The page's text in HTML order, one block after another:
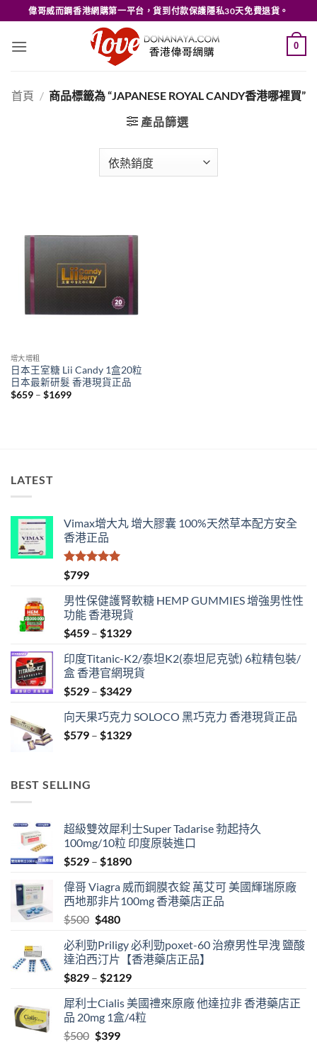
to
content
偉哥威而鋼香港網購第一平台，貨到付款保護隱私30天免費退貨。
0
首頁 / 商品標籤為 “JAPANESE ROYAL CANDY香港哪裡買”
產品篩選
增大增粗
日本王室糖 Lii Candy 1盒20粒
日本最新研髮 香港現貨正品
$659 – $1699Price
LATEST
Vimax增大丸 增大膠囊 100%天然草本配方安全
香港正品
評分
滿分 5
$799
男性保健護腎軟糖 HEMP GUMMIES 增強男性性
功能 香港現貨
$459 – $1329Price
$459
through
$1329
印度Titanic-K2/泰坦K2(泰坦尼克號) 6粒精包裝/
盒 香港官網現貨
$529 – $3429Price
$529
through
向天果巧克力 SOLOCO 黑巧克力 香港現貨正品
$579 – $1329Price
BEST SELLING
超級雙效犀利士Super Tadarise 勃起持久
100mg/10粒 印度原裝進口
$529 – $1890Price
$529
through
偉哥 Viagra 威而鋼膜衣錠 萬艾可 美國輝瑞原廠
西地那非片100mg 香港藥店正品
$500 Original
was:
$500.
$480Current
is:
$480.
必利勁Priligy 必利勁poxet-60 治療男性早洩 鹽酸
達泊西汀片【香港藥店正品】
$829 – $2129Price
$829
through
犀利士Cialis 美國禮來原廠 他達拉非 香港藥店正
品 20mg 1盒/4粒
$500 Original
$399Current